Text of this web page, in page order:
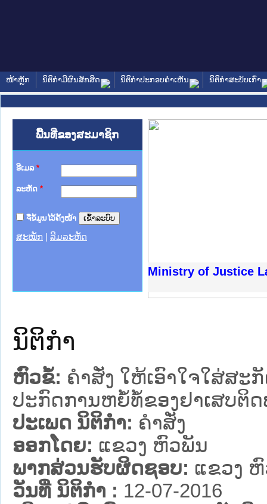
ໜ້າຫຼັກ ນິຕິກໍາມີຜົນສັກສິດ ນິຕິກໍາປະກອບຄໍາເຫັນ ນິຕິກໍາສະບັບເກົ່າ
ພື້ນທີ່ຂອງສະມາຊິກ
ອີເມລ *
ລະຫັດ *
ຈື່ຂໍ້ມູນໄວ້ຄັ້ງໜ້າ
ສະໝັກ ລືມລະຫັດ
Ministry of Justice
ຊາຊົນ ພາກເໜືອ
ການ
ກາງ
ກໃຕ້
ນຕຳຫຼວດປະຊາຊົນ
ສັນຕິບານປະຊາຊົນ
ກເໜືອ
ຊາຊົນ ພາກກາງ
ນິຕິກໍາ
ຫົວຂໍ້: ຄຳສັ່ງ ໃຫ້ເອົາໃຈໃສ່ສະ
ປະກົດການຫຍໍ້ທໍ້ຂອງຢາເສບຕິ
ປະເພດ ນິຕິກໍາ: ຄໍາສັ່ງ
ອອກໂດຍ: ແຂວງ ຫົວພັນ
ພາກສ່ວນຮັບຜິດຊອບ: ແຂວງ
ວັນທີ່ ນິຕິກໍາ : 12-07-2016